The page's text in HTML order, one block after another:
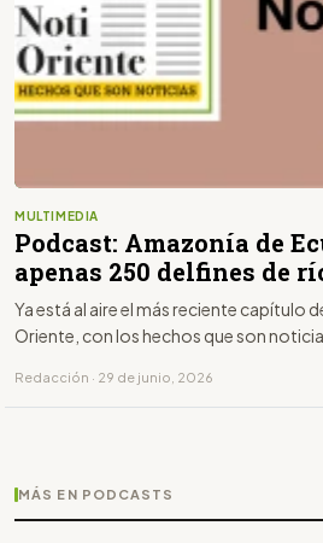
MULTIMEDIA
Podcast: Amazonía de
apenas 250 delfines de
Ya está al aire el más reciente capítulo
Oriente, con los hechos que son
Redacción · 29 de junio, 2026
MÁS EN PODCASTS